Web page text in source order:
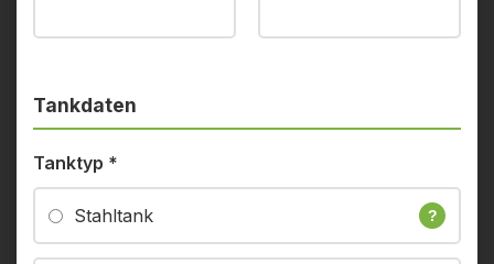
Tankdaten
Tanktyp *
Stahltank ?